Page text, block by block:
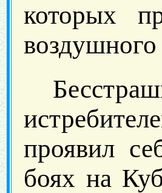
которых
проявил
боях на